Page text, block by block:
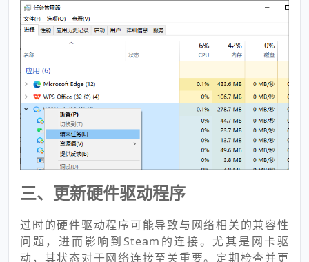
三、更新硬件驱动程序
过时的硬件驱动程序可能导致与网络相关的兼容性
问题，进而影响到Steam的连接。尤其是网卡驱
动，其状态对于网络连接至关重要。定期检查并更